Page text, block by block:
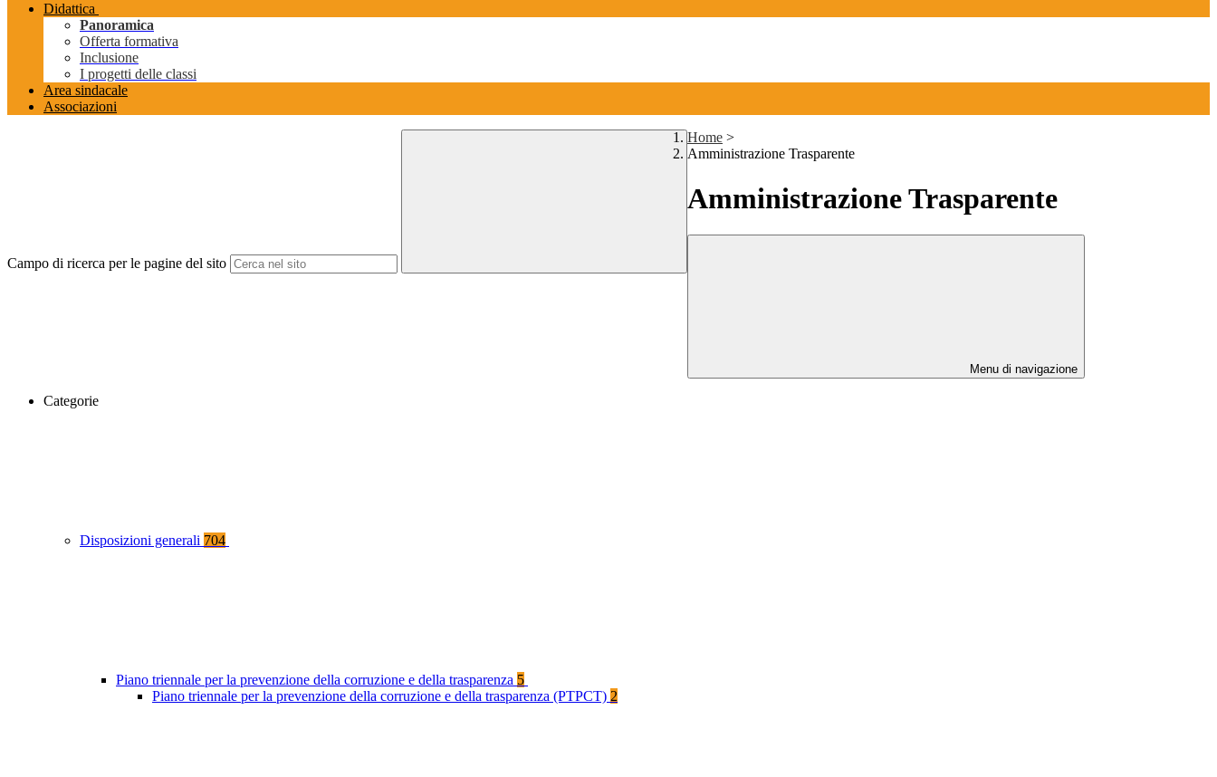
Didattica
Panoramica
Offerta formativa
Inclusione
I progetti delle classi
Area sindacale
Associazioni
Campo di ricerca per le pagine del sito
Home >
Amministrazione Trasparente
Amministrazione Trasparente
Menu di navigazione
Categorie
Disposizioni generali 704
Piano triennale per la prevenzione della corruzione e della trasparenza 5
Piano triennale per la prevenzione della corruzione e della trasparenza (PTPCT) 2